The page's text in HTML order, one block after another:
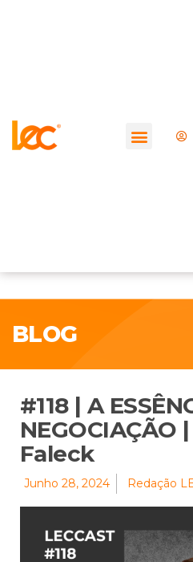
BLOG
#118 | A
NEGOCIAÇÃO
Faleck
Junho 28, 2024 Redação